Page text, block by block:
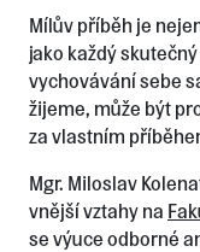
Mílův příběh je
jako každý
vychovávání sebe
žijeme, může být
za vlastním
Mgr. Miloslav
vnější vztahy na
se výuce odborné